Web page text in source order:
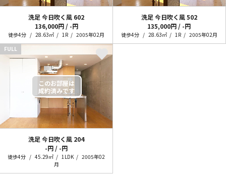
洗足 今日吹く風 602
136,000円 / -円
徒歩4分 28.63㎡ 1R 2005年02月
洗足 今日吹く風502
135,000円 / -円
徒歩4分 28.63㎡ 1R
2005年02月
FULL
洗足 今日吹く風 204
-円 / -円
徒歩4分 45.29㎡ 1LDK
2005年02
月